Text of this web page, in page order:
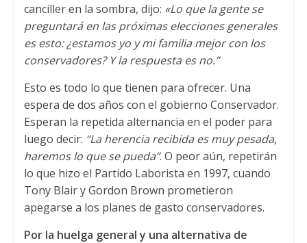
canciller en la sombra, dijo: «Lo que la gente se
preguntará en las próximas elecciones generales
es esto: ¿estamos yo y mi familia mejor con los
conservadores? Y la respuesta es no.”
Esto es todo lo que tienen para ofrecer. Una
espera de dos años con el gobierno Conservador.
Esperan la repetida alternancia en el poder para
luego decir: “La herencia recibida es muy pesada,
haremos lo que se pueda”. O peor aún, repetirán
lo que hizo el Partido Laborista en 1997, cuando
Tony Blair y Gordon Brown prometieron
apegarse a los planes de gasto conservadores.
Por la huelga general y una alternativa de